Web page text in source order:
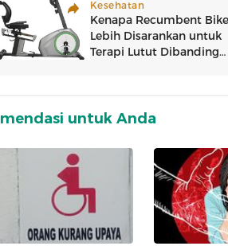
untuk Anda